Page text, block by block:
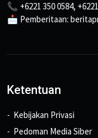
📞 +6221 350 0584,
📩 Pemberitaan:
Ketentuan
Kebijakan Privasi
Pedoman Media Siber